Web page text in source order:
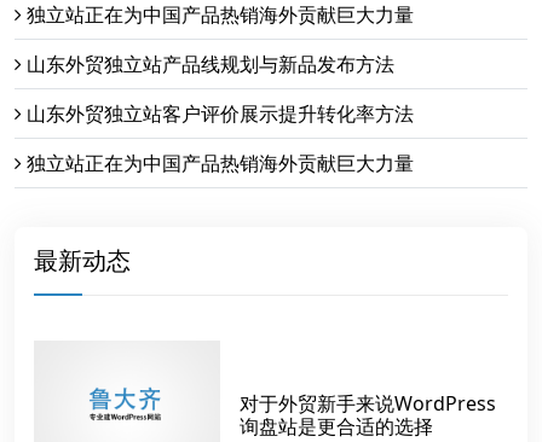
独立站正在为中国产品热销海外贡献巨大力量
山东外贸独立站产品线规划与新品发布方法
山东外贸独立站客户评价展示提升转化率方法
独立站正在为中国产品热销海外贡献巨大力量
最新动态
对于外贸新手来说WordPress
询盘站是更合适的选择